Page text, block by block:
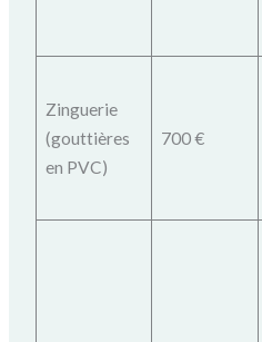
Zinguerie
(gouttières
en PVC)
700 €